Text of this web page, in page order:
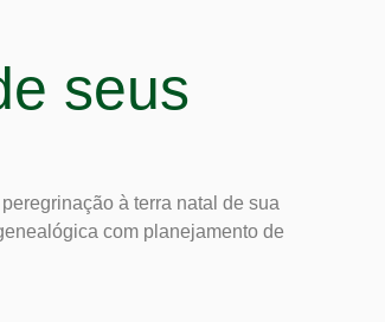
seus
à terra natal de sua
com planejamento de